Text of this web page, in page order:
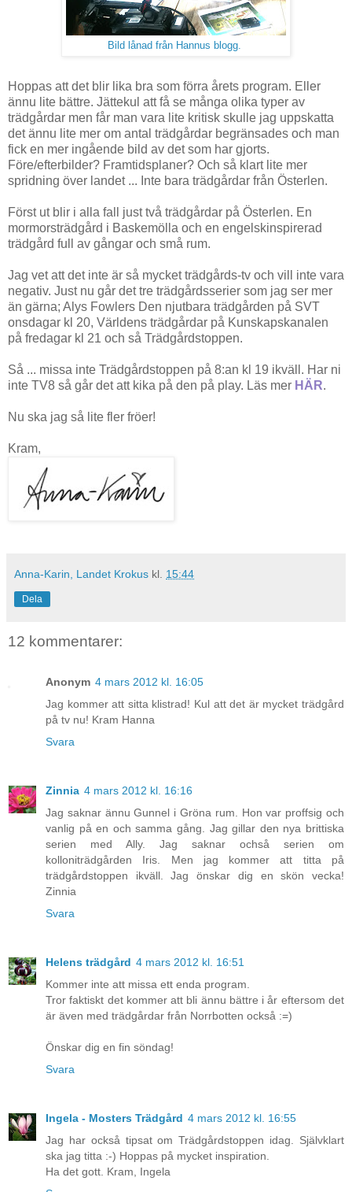
Bild lånad från Hannus blogg.
Hoppas att det blir lika bra som förra årets program. Eller
ännu lite bättre. Jättekul att få se många olika typer av
trädgårdar men får man vara lite kritisk skulle jag uppskatta
det ännu lite mer om antal trädgårdar begränsades och man
fick en mer ingående bild av det som har gjorts.
Före/efterbilder? Framtidsplaner? Och så klart lite mer
spridning över landet ... Inte bara trädgårdar från Österlen.
Först ut blir i alla fall just två trädgårdar på Österlen. En
mormorsträdgård i Baskemölla och en engelskinspirerad
trädgård full av gångar och små rum.
Jag vet att det inte är så mycket trädgårds-tv och vill inte vara
negativ. Just nu går det tre trädgårdsserier som jag ser mer
än gärna; Alys Fowlers Den njutbara trädgården på SVT
onsdagar kl 20, Världens trädgårdar på Kunskapskanalen
på fredagar kl 21 och så Trädgårdstoppen.
Så ... missa inte Trädgårdstoppen på 8:an kl 19 ikväll. Har ni
inte TV8 så går det att kika på den på play. Läs mer HÄR.
Nu ska jag så lite fler fröer!
Kram,
Anna-Karin, Landet Krokus kl. 15:44
Dela
12 kommentarer:
Anonym 4 mars 2012 kl. 16:05
Jag kommer att sitta klistrad! Kul att det är mycket trädgård
på tv nu! Kram Hanna
Svara
Zinnia 4 mars 2012 kl. 16:16
Jag saknar ännu Gunnel i Gröna rum. Hon var proffsig och
vanlig på en och samma gång. Jag gillar den nya brittiska
serien med Ally. Jag saknar ochså serien om
kolloniträdgården Iris. Men jag kommer att titta på
trädgårdstoppen ikväll. Jag önskar dig en skön vecka!
Zinnia
Svara
Helens trädgård 4 mars 2012 kl. 16:51
Kommer inte att missa ett enda program.
Tror faktiskt det kommer att bli ännu bättre i år eftersom det
är även med trädgårdar från Norrbotten också :=)
Önskar dig en fin söndag!
Svara
Ingela - Mosters Trädgård 4 mars 2012 kl. 16:55
Jag har också tipsat om Trädgårdstoppen idag. Självklart
ska jag titta :-) Hoppas på mycket inspiration.
Ha det gott. Kram, Ingela